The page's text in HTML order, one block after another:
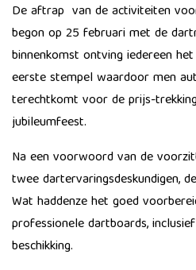
​De aftrap van de activiteiten
begon op 25 februari met de
binnenkomst ontving iedereen
eerste stempel waardoor men
terechtkomt voor de prijs-
jubileumfeest.
Na een voorwoord van de
twee dartervaringsdeskundigen,
Wat hadden​ze het goed
professionele dartboards,
beschikking.